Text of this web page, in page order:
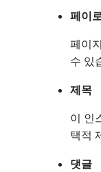
페이
페이
수 있
제목
이 인
택적
댓글